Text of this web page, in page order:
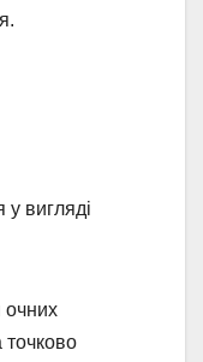
вигляді
очних
точково